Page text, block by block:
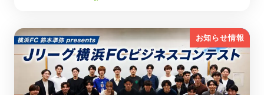
お知らせ情報